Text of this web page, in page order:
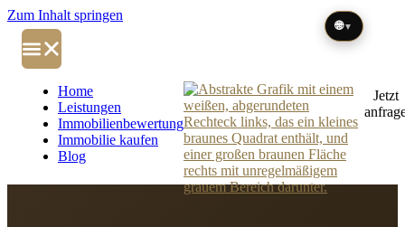
🌐▼
Zum Inhalt springen
Home
Leistungen
Immobilienbewertung
Immobilie kaufen
Blog
Jetzt